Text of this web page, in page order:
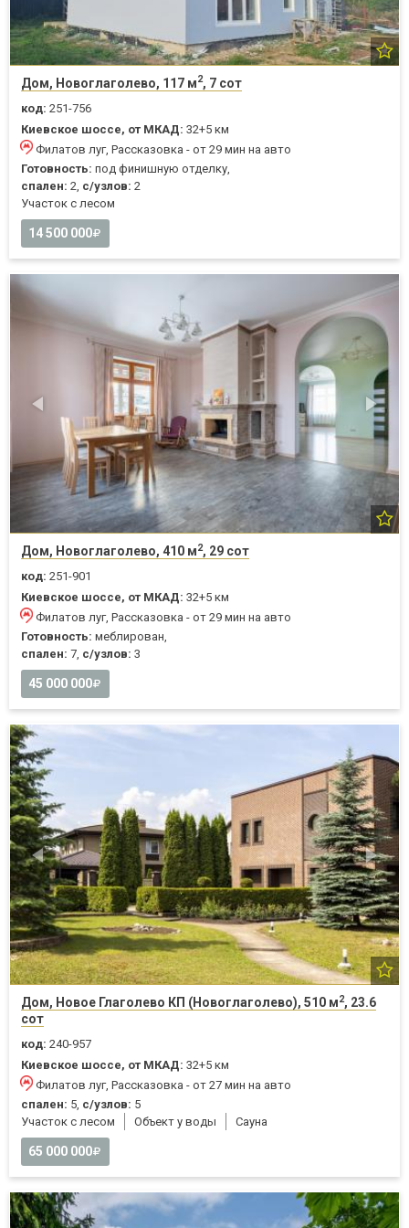
Дом, Новоглаголево, 117 м2, 7 сот
код: 251-756
Киевское шоссе, от МКАД: 32+5 км
Филатов луг, Рассказовка - от 29 мин на авто
Готовность: под финишную отделку,
спален: 2, с/узлов: 2
Участок с лесом
14 500 000
Дом, Новоглаголево, 410 м2, 29 сот
код: 251-901
Киевское шоссе, от МКАД: 32+5 км
Филатов луг, Рассказовка - от 29 мин на авто
Готовность: меблирован,
спален: 7, с/узлов: 3
45 000 000
Дом, Новое Глаголево КП (Новоглаголево), 510 м2, 23.6
сот
код: 240-957
Киевское шоссе, от МКАД: 32+5 км
Филатов луг, Рассказовка - от 27 мин на авто
спален: 5, с/узлов: 5
Участок с лесом
Объект у воды Cауна
65 000 000